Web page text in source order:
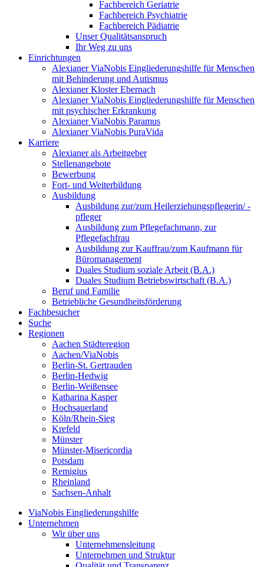
Fachbereich Geriatrie
Fachbereich Psychiatrie
Fachbereich Pädiatrie
Unser Qualitätsanspruch
Ihr Weg zu uns
Einrichtungen
Alexianer ViaNobis Eingliederungshilfe für Menschen
mit Behinderung und Autismus
Alexianer Kloster Ebernach
Alexianer ViaNobis Eingliederungshilfe für Menschen
mit psychischer Erkrankung
Alexianer ViaNobis Paramus
Alexianer ViaNobis PuraVida
Karriere
Alexianer als Arbeitgeber
Stellenangebote
Bewerbung
Fort- und Weiterbildung
Ausbildung
Ausbildung zur/zum Heilerziehungspflegerin/ -
pfleger
Ausbildung zum Pflegefachmann, zur
Pflegefachfrau
Ausbildung zur Kauffrau/zum Kaufmann für
Büromanagement
Duales Studium soziale Arbeit (B.A.)
Duales Studium Betriebswirtschaft (B.A.)
Beruf und Familie
Betriebliche Gesundheitsförderung
Fachbesucher
Suche
Regionen
Aachen Städteregion
Aachen/ViaNobis
Berlin-St. Gertrauden
Berlin-Hedwig
Berlin-Weißensee
Katharina Kasper
Hochsauerland
Köln/Rhein-Sieg
Krefeld
Münster
Münster-Misericordia
Potsdam
Remigius
Rheinland
Sachsen-Anhalt
ViaNobis Eingliederungshilfe
Unternehmen
Wir über uns
Unternehmensleitung
Unternehmen und Struktur